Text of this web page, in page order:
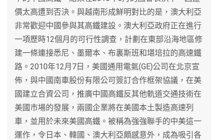
價太高遭到否決。與越南形成鮮明對比的是，澳大利亞
非常歡迎中國參與其高鐵建設。澳大利亞政府正在進行
一項歷時12個月的可行性調查，計劃在東部沿海地區修
建一條連接悉尼、墨爾本、布裏斯班和堪培拉的高速鐵
路。2010年12月7日，美國通用電氣(GE)公司在北京宣
佈，與中國南車股份有限公可簽訂合作框架協議，在美
國建立合資公司，推廣中國高鐵反其他軌道交通技術在
美國市場的發展，兩國企業將在美國本土製造高速列
車，並用於未來美國高鐵。被稱為強強聯手的中美這一
運作，令日本、韓國、澳大利亞頗感意外，成為吸引各